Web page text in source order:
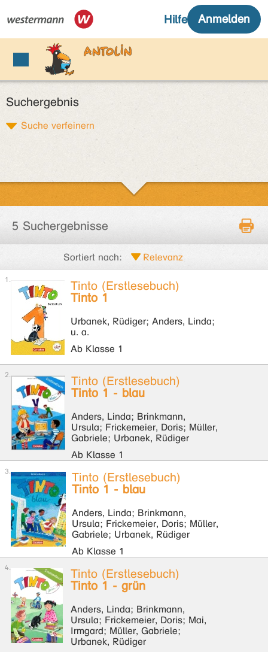
Suchergebnis
Suche verfeinern
5 Suchergebnisse
Sortiert nach:
Tinto (Erstlesebuch)
Tinto 1
Urbanek, Rüdiger; Anders, Linda;
u. a.
Ab Klasse 1
Tinto (Erstlesebuch)
Tinto 1 - blau
Anders, Linda; Brinkmann,
Ursula; Frickemeier, Doris; Müller,
Gabriele; Urbanek, Rüdiger
Ab Klasse 1
Tinto (Erstlesebuch)
Tinto 1 - blau
Anders, Linda; Brinkmann,
Ursula; Frickemeier, Doris; Müller,
Gabriele; Urbanek, Rüdiger
Ab Klasse 1
Tinto (Erstlesebuch)
Tinto 1 - grün
Anders, Linda; Brinkmann,
Ursula; Frickemeier, Doris; Mai,
Irmgard; Müller, Gabriele;
Urbanek, Rüdiger